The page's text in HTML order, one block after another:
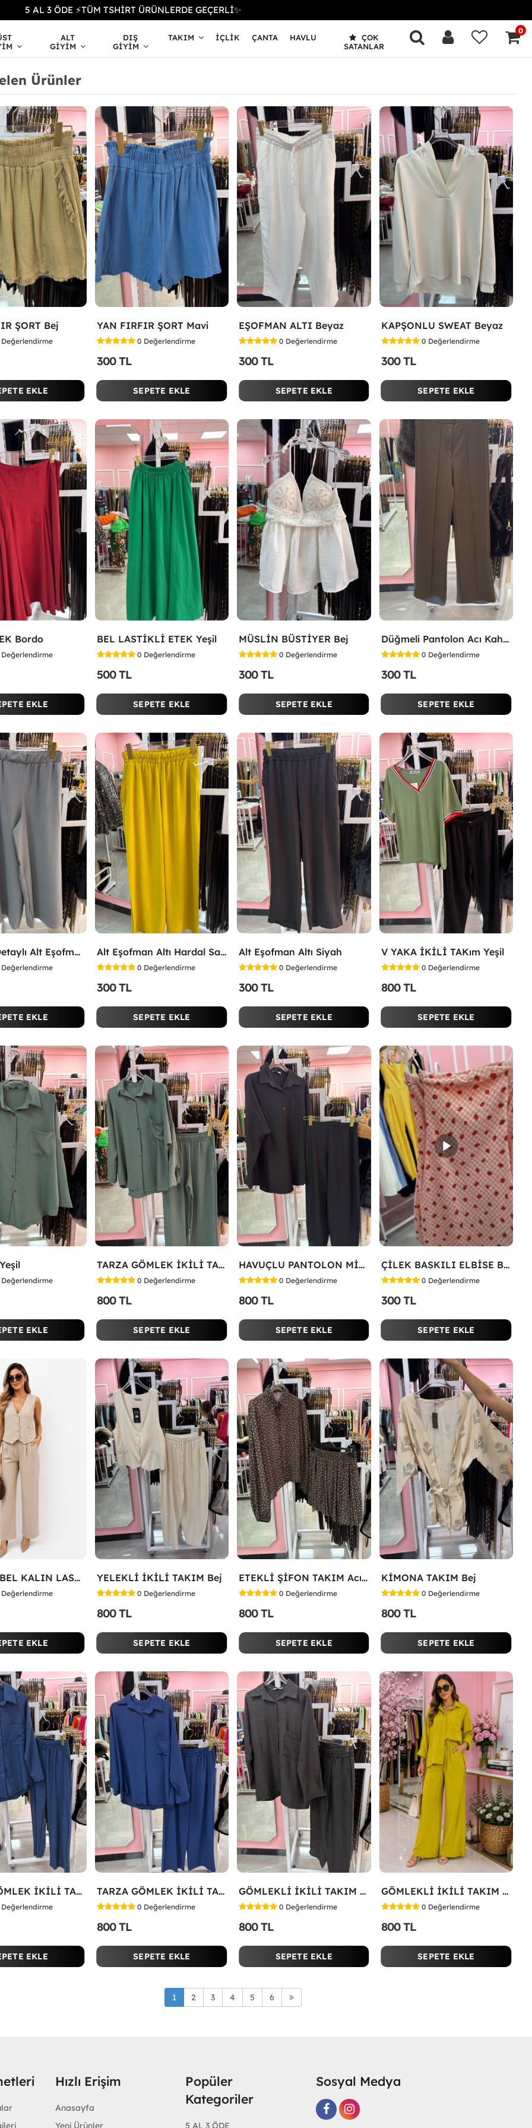
5 AL 3 ÖDE ⚡TÜM TSHİRT ÜRÜNLERDE GEÇERLİ✨
ALT
GIYIM
DIŞ
GIYIM
TAKIM İÇLIK ÇANTA HAVLU
ÇOK
SATANLAR
0
Ürünler
ŞORT Bej
Değerlendirme
EKLE
YAN FIRFIR ŞORT Mavi
0 Değerlendirme
300 TL
SEPETE EKLE
EŞOFMAN ALTI Beyaz
0 Değerlendirme
300 TL
SEPETE EKLE
KAPŞONLU SWEAT Beyaz
0 Değerlendirme
300 TL
SEPETE EKLE
Bordo
Değerlendirme
EKLE
BEL LASTİKLİ ETEK Yeşil
0 Değerlendirme
500 TL
SEPETE EKLE
MÜSLİN BÜSTİYER Bej
0 Değerlendirme
300 TL
SEPETE EKLE
Düğmeli Pantolon Acı Kahve
0 Değerlendirme
300 TL
SEPETE EKLE
Yırtmaç Detaylı Alt Eşofman Altı Gri
Değerlendirme
EKLE
Alt Eşofman Altı Hardal Sarısı
0 Değerlendirme
300 TL
SEPETE EKLE
Alt Eşofman Altı Siyah
0 Değerlendirme
300 TL
SEPETE EKLE
V YAKA İKİLİ TAKım Yeşil
0 Değerlendirme
800 TL
SEPETE EKLE
Değerlendirme
EKLE
TARZA GÖMLEK İKİLİ TAKIM KOT KUMAŞ Yeşil
0 Değerlendirme
800 TL
SEPETE EKLE
HAVUÇLU PANTOLON MİYASE TAKIM Siyah
0 Değerlendirme
800 TL
SEPETE EKLE
ÇİLEK BASKILI ELBİSE Bej
0 Değerlendirme
300 TL
SEPETE EKLE
YELEKLİ BEL KALIN LASTİK İKİLİ TAKIM Bej
Değerlendirme
EKLE
YELEKLİ İKİLİ TAKIM Bej
0 Değerlendirme
800 TL
SEPETE EKLE
ETEKLİ ŞİFON TAKIM Acı Kahve
0 Değerlendirme
800 TL
SEPETE EKLE
KİMONA TAKIM Bej
0 Değerlendirme
800 TL
SEPETE EKLE
TARZA GÖMLEK İKİLİ TAKIM KOT KUMAŞ Mavi
Değerlendirme
EKLE
TARZA GÖMLEK İKİLİ TAKIM Lacivert
0 Değerlendirme
800 TL
SEPETE EKLE
GÖMLEKLİ İKİLİ TAKIM Siyah
0 Değerlendirme
800 TL
SEPETE EKLE
GÖMLEKLİ İKİLİ TAKIM Yağ Yeşili
0 Değerlendirme
800 TL
SEPETE EKLE
1 2 3 4 5 6
Hızlı Erişim
Anasayfa
Yeni Ürünler
Popüler
Kategoriler
5 AL 3 ÖDE
Sosyal Medya